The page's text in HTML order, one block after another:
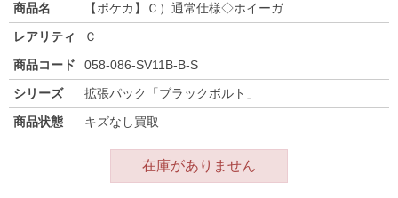
商品名
【ポケカ】Ｃ）通常仕様◇ホイーガ
レアリティ
Ｃ
商品コード
058-086-SV11B-B-S
シリーズ
拡張パック「ブラックボルト」
商品状態
キズなし買取
在庫がありません